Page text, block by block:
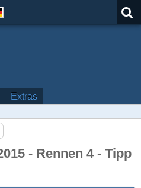
Extras
- Rennen 4 - Tipp